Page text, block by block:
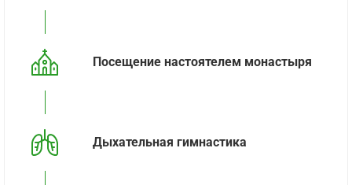
Посещение настоятелем монастыря
Дыхательная гимнастика